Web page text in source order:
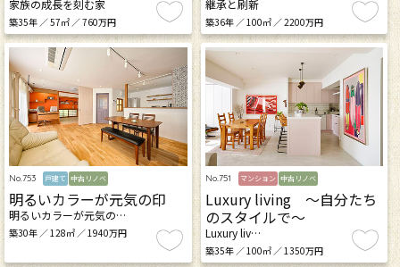
家族の成長を刻む家
築35年 ／ 57㎡ ／ 760万円
継承と刷新
築36年 ／ 100㎡ ／ 2200万円
No.753 戸建て 中古リノベ
明るいカラーが元気の印
明るいカラーが元気の…
築30年 ／ 128㎡ ／ 1940万円
No.751 マンション 中古リノベ
Luxury living ～自分たち
のスタイルで～
Luxury liv…
築35年 ／ 100㎡ ／ 1350万円